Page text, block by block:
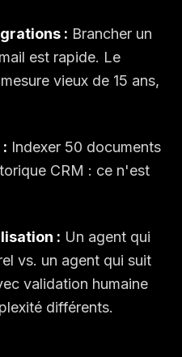
: Brancher un
est rapide. Le
vieux de 15 ans,
Indexer 50 documents
CRM : ce n'est
: Un agent qui
vs. un agent qui suit
validation humaine
différents.